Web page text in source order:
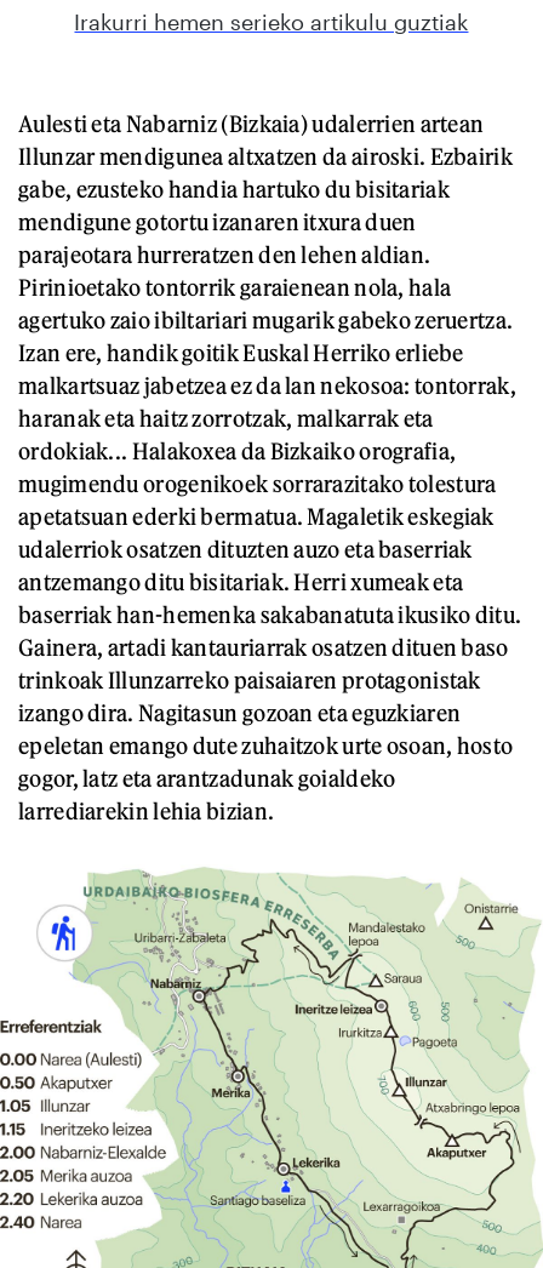
Irakurri hemen serieko artikulu guztiak
Aulesti eta Nabarniz (Bizkaia) udalerrien artean
Illunzar mendigunea altxatzen da airoski. Ezbairik
gabe, ezusteko handia hartuko du bisitariak
mendigune gotortu izanaren itxura duen
parajeotara hurreratzen den lehen aldian.
Pirinioetako tontorrik garaienean nola, hala
agertuko zaio ibiltariari mugarik gabeko zeruertza.
Izan ere, handik goitik Euskal Herriko erliebe
malkartsuaz jabetzea ez da lan nekosoa: tontorrak,
haranak eta haitz zorrotzak, malkarrak eta
ordokiak... Halakoxea da Bizkaiko orografia,
mugimendu orogenikoek sorrarazitako tolestura
apetatsuan ederki bermatua. Magaletik eskegiak
udalerriok osatzen dituzten auzo eta baserriak
antzemango ditu bisitariak. Herri xumeak eta
baserriak han-hemenka sakabanatuta ikusiko ditu.
Gainera, artadi kantauriarrak osatzen dituen baso
trinkoak Illunzarreko paisaiaren protagonistak
izango dira. Nagitasun gozoan eta eguzkiaren
epeletan emango dute zuhaitzok urte osoan, hosto
gogor, latz eta arantzadunak goialdeko
larrediarekin lehia bizian.